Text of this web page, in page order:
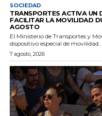
SOCIEDAD
TRANSPORTES ACTIVA UN
FACILITAR LA MOVILIDAD
AGOSTO
El Ministerio de Transportes y
dispositivo especial de movilidad...
7 agosto, 2026